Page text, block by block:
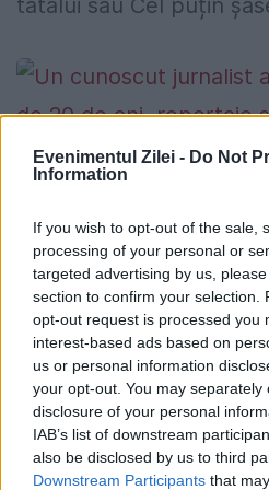
Evenimentul Zilei - Do Not
Information
If you wish to opt-out of the sale,
processing of your personal or
targeted advertising by us,
section to confirm your selection.
opt-out request is processed you
interest-based ads based on
us or personal information
your opt-out. You may
disclosure of your personal
IAB’s list of downstream
also be disclosed by us to third
Downstream Participants that
tatălui său Cel puțin
vreme de 20 de ani,
interviuri inventate
25 MAI 2015
Un cunoscut jurnalist
corespondent de
publicaţii, posturi de
este acuzat de